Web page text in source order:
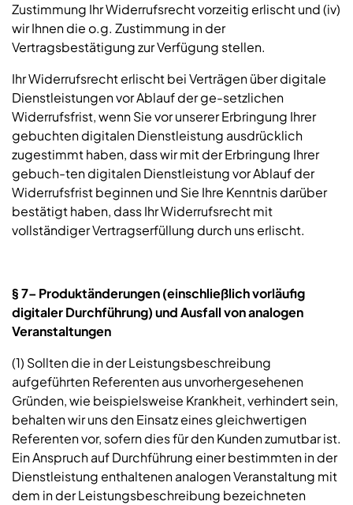
Zustimmung Ihr Widerrufsrecht vorzeitig erlischt und (iv)
wir Ihnen die o.g. Zustimmung in der
Vertragsbestätigung zur Verfügung stellen.
Ihr Widerrufsrecht erlischt bei Verträgen über digitale
Dienstleistungen vor Ablauf der ge-setzlichen
Widerrufsfrist, wenn Sie vor unserer Erbringung Ihrer
gebuchten digitalen Dienstleistung ausdrücklich
zugestimmt haben, dass wir mit der Erbringung Ihrer
gebuch-ten digitalen Dienstleistung vor Ablauf der
Widerrufsfrist beginnen und Sie Ihre Kenntnis darüber
bestätigt haben, dass Ihr Widerrufsrecht mit
vollständiger Vertragserfüllung durch uns erlischt.
§ 7– Produktänderungen (einschließlich vorläufig
digitaler Durchführung) und Ausfall von analogen
Veranstaltungen
(1) Sollten die in der Leistungsbeschreibung
aufgeführten Referenten aus unvorhergesehenen
Gründen, wie beispielsweise Krankheit, verhindert sein,
behalten wir uns den Einsatz eines gleichwertigen
Referenten vor, sofern dies für den Kunden zumutbar ist.
Ein Anspruch auf Durchführung einer bestimmten in der
Dienstleistung enthaltenen analogen Veranstaltung mit
dem in der Leistungsbeschreibung bezeichneten